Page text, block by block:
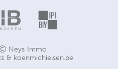
Neys Immo
& koenmichielsen.be